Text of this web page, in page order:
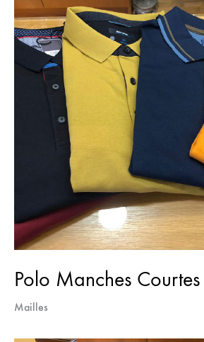
Polo Manches Courtes
Mailles